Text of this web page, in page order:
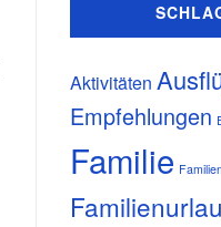
Aktivitäten
Empfehlungen
Familie